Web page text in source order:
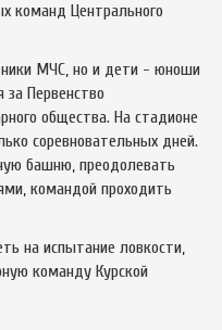
команд Центрального
МЧС, но и дети - юноши
Первенство
общества. На стадионе
соревновательных дней.
башню, преодолевать
командой проходить
на испытание ловкости,
команду Курской